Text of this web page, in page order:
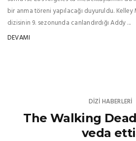
bir anma töreni yapılacağı duyuruldu. Kelley
dizisinin 9. sezonunda canlandırdığı Addy ...
DEVAMI
DIZI HABERLERI
The Walking
veda